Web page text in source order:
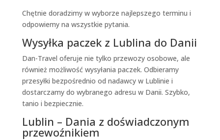
Chętnie doradzimy w wyborze najlepszego terminu i
odpowiemy na wszystkie pytania.
Wysyłka paczek z Lublina do Danii
Dan-Travel oferuje nie tylko przewozy osobowe, ale
również możliwość wysyłania paczek. Odbieramy
przesyłki bezpośrednio od nadawcy w Lublinie i
dostarczamy do wybranego adresu w Danii. Szybko,
tanio i bezpiecznie.
Lublin – Dania z doświadczonym
przewoźnikiem